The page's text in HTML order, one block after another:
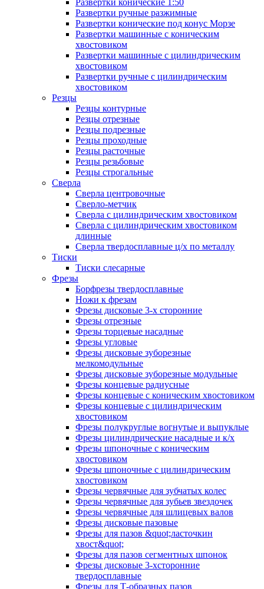
Развертки конические 1:50
Развертки ручные разжимные
Развертки конические под конус Морзе
Развертки машинные с коническим
хвостовиком
Развертки машинные с цилиндрическим
хвостовиком
Развертки ручные с цилиндрическим
хвостовиком
Резцы
Резцы контурные
Резцы отрезные
Резцы подрезные
Резцы проходные
Резцы расточные
Резцы резьбовые
Резцы строгальные
Сверла
Сверла центровочные
Сверло-метчик
Сверла с цилиндрическим хвостовиком
Сверла с цилиндрическим хвостовиком
длинные
Сверла твердосплавные ц/х по металлу
Тиски
Тиски слесарные
Фрезы
Борфрезы твердосплавные
Ножи к фрезам
Фрезы дисковые 3-х сторонние
Фрезы отрезные
Фрезы торцевые насадные
Фрезы угловые
Фрезы дисковые зуборезные
мелкомодульные
Фрезы дисковые зуборезные модульные
Фрезы концевые радиусные
Фрезы концевые с коническим хвостовиком
Фрезы концевые с цилиндрическим
хвостовиком
Фрезы полукруглые вогнутые и выпуклые
Фрезы цилиндрические насадные и к/х
Фрезы шпоночные с коническим
хвостовиком
Фрезы шпоночные с цилиндрическим
хвостовиком
Фрезы червячные для зубчатых колес
Фрезы червячные для зубьев звездочек
Фрезы червячные для шлицевых валов
Фрезы дисковые пазовые
Фрезы для пазов &quot;ласточкин
хвост&quot;
Фрезы для пазов сегментных шпонок
Фрезы дисковые 3-хсторонние
твердосплавные
Фрезы для Т-образных пазов